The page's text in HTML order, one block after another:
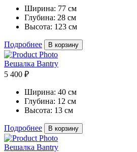
Ширина: 77 см
Глубина: 28 см
Высота: 123 см
Подробнее В корзину
Вешалка Bantry
5 400 ₽
Ширина: 40 см
Глубина: 12 см
Высота: 13 см
Подробнее В корзину
Вешалка Bantry